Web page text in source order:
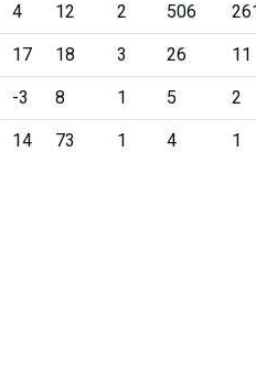
4 12 2 506
17 18 3 26 11
-3 8 1 5 2
14 73 1 4 1